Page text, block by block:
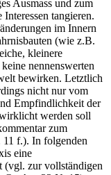
Ausmass und zum
tangieren.
im Innern
(wie z.B.
kleinere
nennenswerten
bewirken. Letztlich
nicht nur vom
Empfindlichkeit der
werden soll
zum
11 f.). In folgenden
eine
(vgl. zur vollständigen